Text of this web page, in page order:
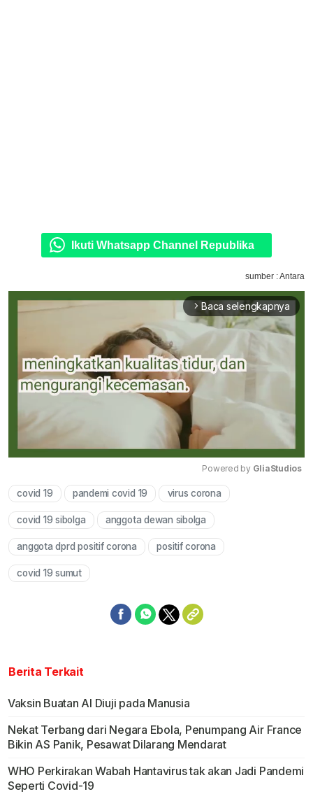
Ikuti Whatsapp Channel Republika
sumber : Antara
arrow_forward_ios Baca selengkapnya
Powered by GliaStudios
covid 19 pandemi covid 19 virus corona
covid 19 sibolga anggota dewan sibolga
anggota dprd positif corona positif corona
covid 19 sumut
Berita Terkait
Vaksin Buatan Al Diuji pada Manusia
Nekat Terbang dari Negara Ebola, Penumpang Air France
Bikin AS Panik, Pesawat Dilarang Mendarat
WHO Perkirakan Wabah Hantavirus tak akan Jadi Pandemi
Seperti Covid-19